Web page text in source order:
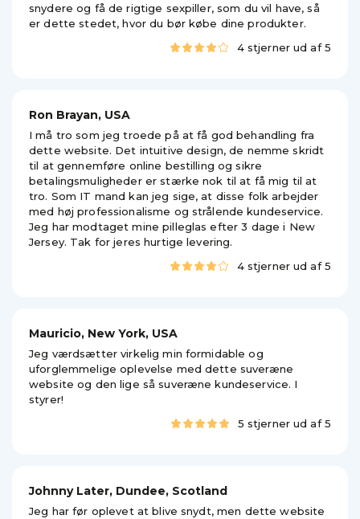
snydere og få de rigtige sexpiller, som du vil have, så
er dette stedet, hvor du bør købe dine produkter.
4 stjerner ud af 5
Ron Brayan, USA
I må tro som jeg troede på at få god behandling fra
dette website. Det intuitive design, de nemme skridt
til at gennemføre online bestilling og sikre
betalingsmuligheder er stærke nok til at få mig til at
tro. Som IT mand kan jeg sige, at disse folk arbejder
med høj professionalisme og strålende kundeservice.
Jeg har modtaget mine pilleglas efter 3 dage i New
Jersey. Tak for jeres hurtige levering.
4 stjerner ud af 5
Mauricio, New York, USA
Jeg værdsætter virkelig min formidable og
uforglemmelige oplevelse med dette suveræne
website og den lige så suveræne kundeservice. I
styrer!
5 stjerner ud af 5
Johnny Later, Dundee, Scotland
Jeg har før oplevet at blive snydt, men dette website